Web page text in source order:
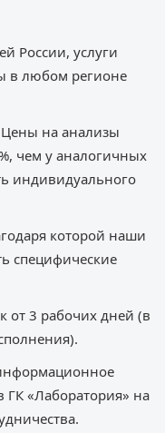
России, услуги
в любом регионе
на анализы
чем у аналогичных
индивидуального
которой наши
специфические
от 3 рабочих дней (в
ГК «Лаборатория» на